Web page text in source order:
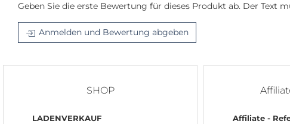
Geben Sie die erste Bewertung für dieses Produkt ab. Der Text
Anmelden und Bewertung abgeben
SHOP
LADENVERKAUF Affiliate -